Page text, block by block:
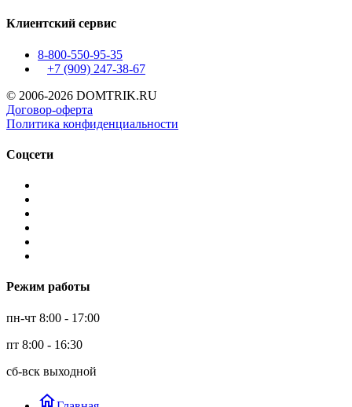
Клиентский сервис
8-800-550-95-35
+7 (909) 247-38-67
© 2006-2026 DOMTRIK.RU
Договор-оферта
Политика конфиденциальности
Соцсети
Режим работы
пн-чт 8:00 - 17:00
пт 8:00 - 16:30
сб-вск выходной
home